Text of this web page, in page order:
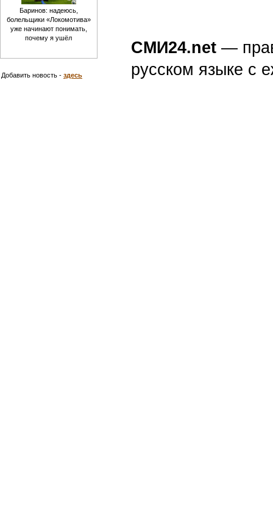
СМИ24.net —
русском языке с
Баринов: надеюсь,
болельщики «Локомотива»
уже начинают понимать,
почему я ушёл
Добавить новость - здесь